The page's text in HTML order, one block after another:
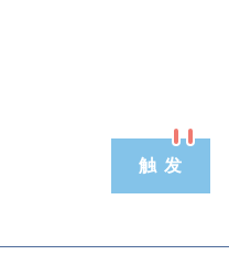
触 发